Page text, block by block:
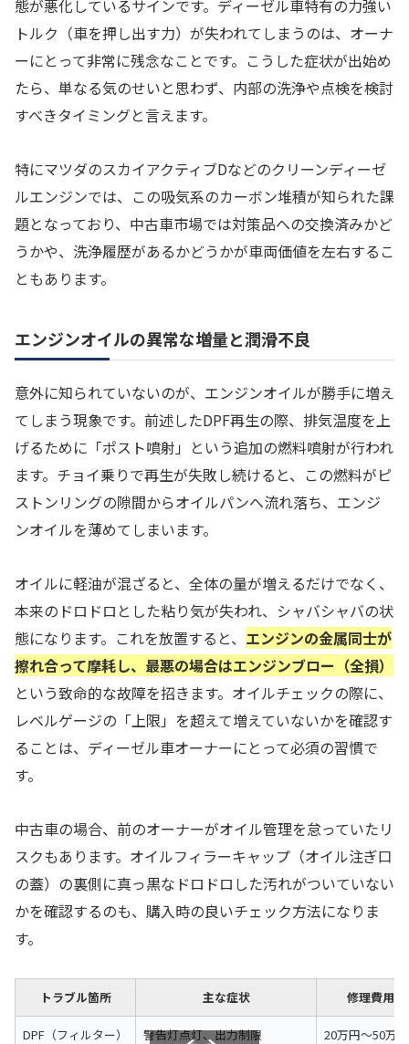
態が悪化しているサインです。ディーゼル車特有の力強い
トルク（車を押し出す力）が失われてしまうのは、オーナ
ーにとって非常に残念なことです。こうした症状が出始め
たら、単なる気のせいと思わず、内部の洗浄や点検を検討
すべきタイミングと言えます。
特にマツダのスカイアクティブDなどのクリーンディーゼ
ルエンジンでは、この吸気系のカーボン堆積が知られた課
題となっており、中古車市場では対策品への交換済みかど
うかや、洗浄履歴があるかどうかが車両価値を左右するこ
ともあります。
エンジンオイルの異常な増量と潤滑不良
意外に知られていないのが、エンジンオイルが勝手に増え
てしまう現象です。前述したDPF再生の際、排気温度を上
げるために「ポスト噴射」という追加の燃料噴射が行われ
ます。チョイ乗りで再生が失敗し続けると、この燃料がピ
ストンリングの隙間からオイルパンへ流れ落ち、エンジ
ンオイルを薄めてしまいます。
オイルに軽油が混ざると、全体の量が増えるだけでなく、
本来のドロドロとした粘り気が失われ、シャバシャバの状
態になります。これを放置すると、 エンジンの金属同士が
擦れ合って摩耗し、最悪の場合はエンジンブロー（全損）
という致命的な故障を招きます。オイルチェックの際に、
レベルゲージの「上限」を超えて増えていないかを確認す
ることは、ディーゼル車オーナーにとって必須の習慣で
す。
中古車の場合、前のオーナーがオイル管理を怠っていたリ
スクもあります。オイルフィラーキャップ（オイル注ぎ口
の蓋）の裏側に真っ黒なドロドロした汚れがついていない
かを確認するのも、購入時の良いチェック方法になりま
す。
トラブル箇所 主な症状 修理費用
DPF（フィルター） 警告灯点灯、出力制限 20万円〜50万円